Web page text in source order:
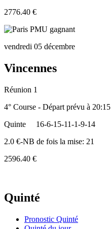
2776.40 €
vendredi 05 décembre
Vincennes
Réunion 1
4° Course - Départ prévu à 20:15
Quinte
16-6-15-11-1-9-14
2.0 €-NB de fois la mise: 21
2596.40 €
Quinté
Pronostic Quinté